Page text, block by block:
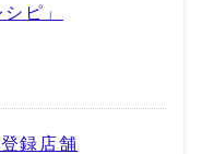
ピ」
録店舗